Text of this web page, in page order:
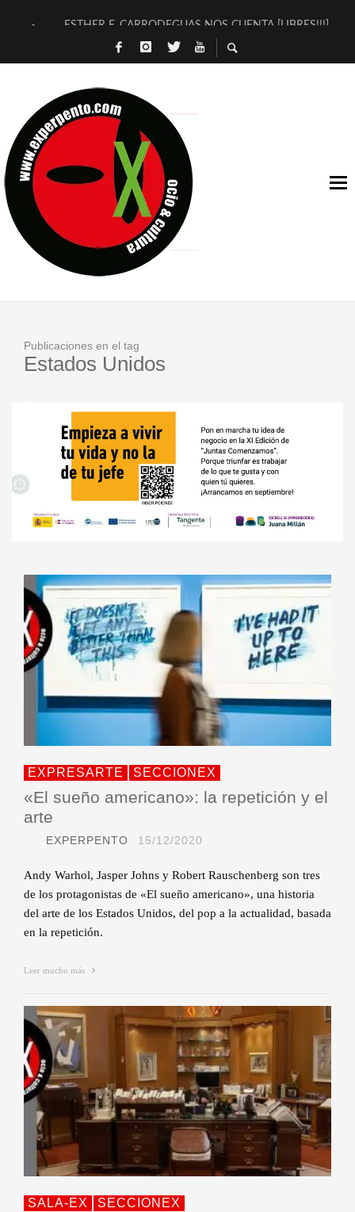
ESTHER F. CARRODEGUAS NOS CUENTA [LIBRES!!!]
[TERRA DE GUAPES] DE SANDRA MONFORT
TIMBRE 4, LA ESCUELA DEL DIRECTOR TEATRAL CLAUDIO
30 AÑOS (NO ES NADA) DE LA KATARSIS DEL TOMATAZO
MILITARES JUDÍAS EN #EXVITA
D’BALDOMEROS REINVENTAN [BITÁCORA 3.0] EN EXVITA
MARSHALL FLASH PRESENTA EN EXVITA [RELATIVA
JOFRE BARDAGÍ EN EXVITA INTERPRETANDO A SERRAT
Publicaciones en el tag
Estados Unidos
EXPRESARTE SECCIONEX
«El sueño americano»: la repetición y el
arte
EXPERPENTO 15/12/2020
Andy Warhol, Jasper Johns y Robert Rauschenberg son tres
de los protagonistas de «El sueño americano», una historia
del arte de los Estados Unidos, del pop a la actualidad, basada
en la repetición.
Leer mucho más
SALA-EX SECCIONEX